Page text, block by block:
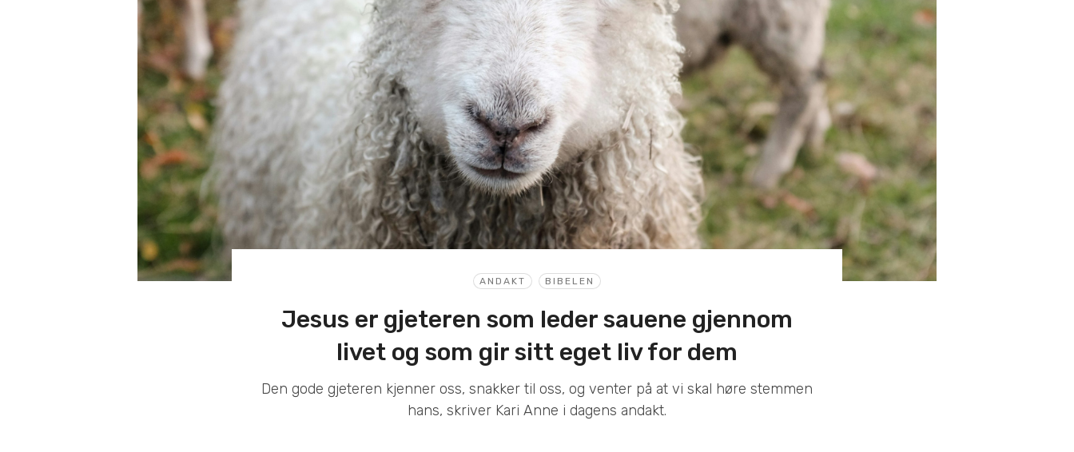
ANDAKT BIBELEN
Jesus er gjeteren som leder sauene gjennom
livet og som gir sitt eget liv for dem
Den gode gjeteren kjenner oss, snakker til oss, og venter på at vi skal høre stemmen
hans, skriver Kari Anne i dagens andakt.